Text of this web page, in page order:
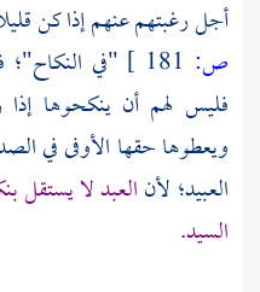
أجل رغبتهم عنهم إذا كن
ص:
"في النكاح"؛
فليس لهم أن ينكحوها إذا
ويعطوها حقها الأوفى في
العبيد؛ لأنالعبد لا يستقل
السيد.